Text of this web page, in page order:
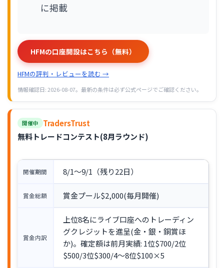
に掲載
HFMの口座開設はこちら（無料）
HFMの評判・レビューを読む →
情報確認日: 2026-08-07。最新の条件は必ず公式ページでご確認ください。
開催中
TradersTrust
無料トレードコンテスト(8月ラウンド)
開催期間 8/1〜9/1（残り22日）
賞金総額 賞金プール$2,000(毎月開催)
賞金内訳
上位8名にライブ口座へのトレーディン
グクレジットを進呈(金・銀・銅賞ほ
か)。確定額は前月実績: 1位$700/2位
$500/3位$300/4〜8位$100×5